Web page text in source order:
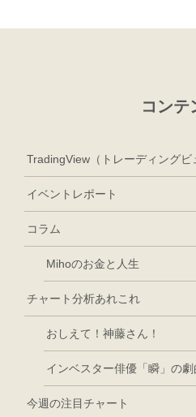
コンテ
TradingView（トレーディングビ
イベントレポート
コラム
Mihoのお金と人生
チャート分析あれこれ
おしえて！神藤さん！
インベスター俳優「瞬」の
今週の注目チャート